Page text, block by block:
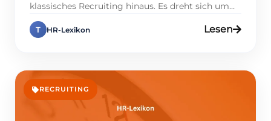
klassisches Recruiting hinaus. Es dreht sich um
die strategische Suche nach Talenten, die perfekt
zum Unternehmen passen. In Deutschland
Sie hilft, nicht nur offene Stellen zu besetzen,
sondern langfristig Teams aufzubauen. […]
T HR-Lexikon Lesen
RECRUITING